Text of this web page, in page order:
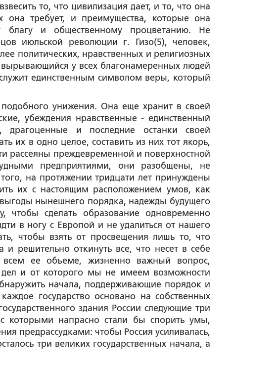
то, что цивилизация дает, и то, что она
требует, и преимущества, которые она
благу и общественному процветанию. Не
июльской революции г. Гизо(5), человек,
политических, нравственных и религиозных
у всех благонамеренных людей
единственным символом веры, который
подобного унижения. Она еще хранит в своей
убеждения нравственные - единственный
драгоценные и последние останки своей
их в одно целое, составить из них тот якорь,
рассеяны преждевременной и поверхностной
предприятиями, они разобщены, не
на протяжении тридцати лет принуждены
их с настоящим расположением умов, как
нынешнего порядка, надежды будущего
сделать образование одновременно
в ногу с Европой и не удалиться от нашего
чтобы взять от просвещения лишь то, что
и решительно откинуть все, что несет в себе
всем ее объеме, жизненно важный вопрос,
и от которого мы не имеем возможности
начала, поддерживающие порядок и
государство основано на собственных
здания России следующие три
которыми напрасно стали бы спорить умы,
предрассудками: чтобы Россия усиливалась,
три великих государственных начала, а